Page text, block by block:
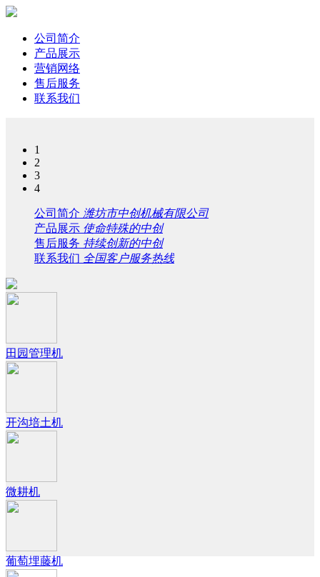
公司简介
产品展示
营销网络
售后服务
联系我们
1
2
3
4
公司简介 潍坊市中创机械有限公司
产品展示 使命特殊的中创
售后服务 持续创新的中创
联系我们 全国客户服务热线
田园管理机
开沟培土机
微耕机
葡萄埋藤机